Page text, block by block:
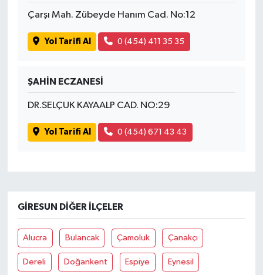
Çarşı Mah. Zübeyde Hanım Cad. No:12
Yol Tarifi Al 0 (454) 411 35 35
ŞAHİN ECZANESİ
DR.SELÇUK KAYAALP CAD. NO:29
Yol Tarifi Al 0 (454) 671 43 43
GIRESUN DIĞER İLÇELER
Alucra Bulancak Çamoluk Çanakçı
Dereli Doğankent Espiye Eynesil